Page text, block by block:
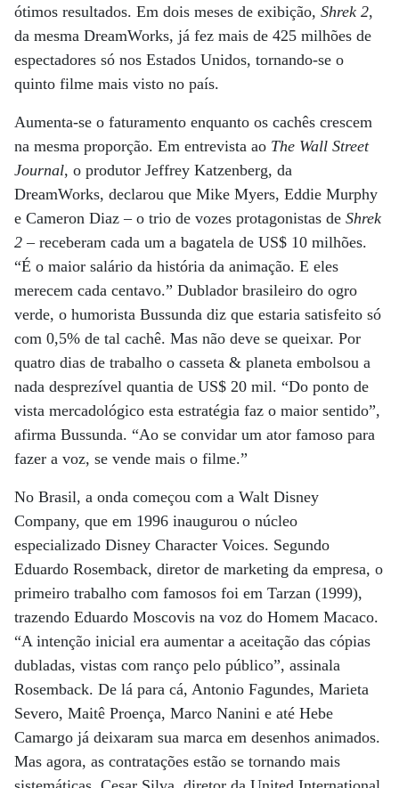
ótimos resultados. Em dois meses de exibição, Shrek 2,
da mesma DreamWorks, já fez mais de 425 milhões de
espectadores só nos Estados Unidos, tornando-se o
quinto filme mais visto no país.
Aumenta-se o faturamento enquanto os cachês crescem
na mesma proporção. Em entrevista ao The Wall Street
Journal, o produtor Jeffrey Katzenberg, da
DreamWorks, declarou que Mike Myers, Eddie Murphy
e Cameron Diaz – o trio de vozes protagonistas de Shrek
2 – receberam cada um a bagatela de US$ 10 milhões.
“É o maior salário da história da animação. E eles
merecem cada centavo.” Dublador brasileiro do ogro
verde, o humorista Bussunda diz que estaria satisfeito só
com 0,5% de tal cachê. Mas não deve se queixar. Por
quatro dias de trabalho o casseta & planeta embolsou a
nada desprezível quantia de US$ 20 mil. “Do ponto de
vista mercadológico esta estratégia faz o maior sentido”,
afirma Bussunda. “Ao se convidar um ator famoso para
fazer a voz, se vende mais o filme.”
No Brasil, a onda começou com a Walt Disney
Company, que em 1996 inaugurou o núcleo
especializado Disney Character Voices. Segundo
Eduardo Rosemback, diretor de marketing da empresa, o
primeiro trabalho com famosos foi em Tarzan (1999),
trazendo Eduardo Moscovis na voz do Homem Macaco.
“A intenção inicial era aumentar a aceitação das cópias
dubladas, vistas com ranço pelo público”, assinala
Rosemback. De lá para cá, Antonio Fagundes, Marieta
Severo, Maitê Proença, Marco Nanini e até Hebe
Camargo já deixaram sua marca em desenhos animados.
Mas agora, as contratações estão se tornando mais